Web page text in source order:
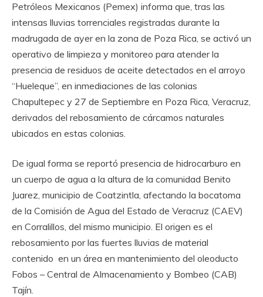
Petróleos Mexicanos (Pemex) informa que, tras las
intensas lluvias torrenciales registradas durante la
madrugada de ayer en la zona de Poza Rica, se activó un
operativo de limpieza y monitoreo para atender la
presencia de residuos de aceite detectados en el arroyo
“Hueleque”, en inmediaciones de las colonias
Chapultepec y 27 de Septiembre en Poza Rica, Veracruz,
derivados del rebosamiento de cárcamos naturales
ubicados en estas colonias.
De igual forma se reportó presencia de hidrocarburo en
un cuerpo de agua a la altura de la comunidad Benito
Juarez, municipio de Coatzintla, afectando la bocatoma
de la Comisión de Agua del Estado de Veracruz (CAEV)
en Corralillos, del mismo municipio. El origen es el
rebosamiento por las fuertes lluvias de material
contenido en un área en mantenimiento del oleoducto
Fobos – Central de Almacenamiento y Bombeo (CAB)
Tajín.